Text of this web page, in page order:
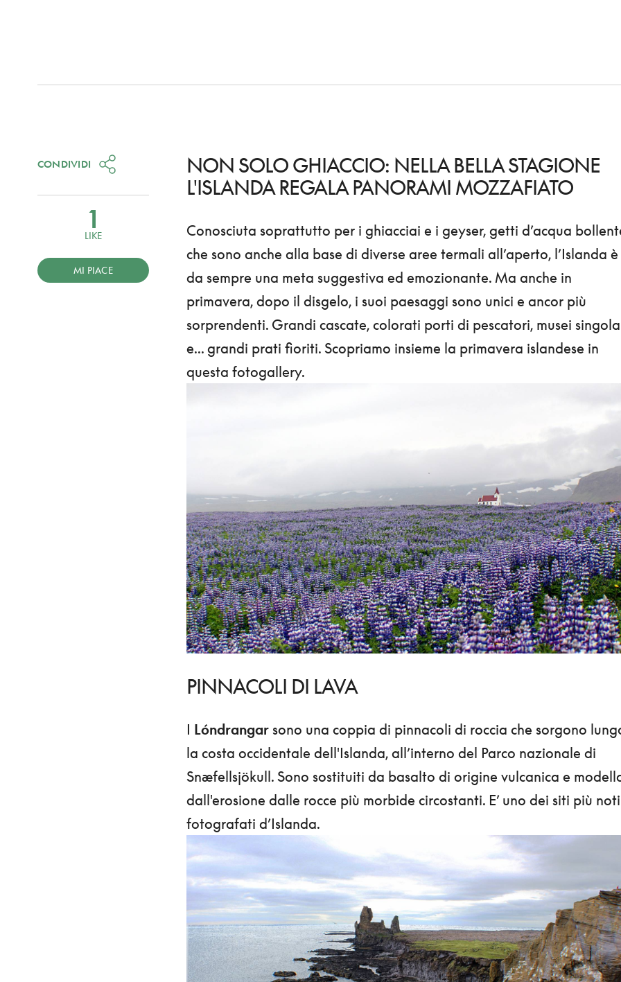
NON SOLO GHIACCIO: NELLA BELLA STAGIONE
L'ISLANDA REGALA PANORAMI MOZZAFIATO
Conosciuta soprattutto per i ghiacciai e i geyser, getti d’acqua
che sono anche alla base di diverse aree termali all’aperto, l’Islanda è
da sempre una meta suggestiva ed emozionante. Ma anche in
primavera, dopo il disgelo, i suoi paesaggi sono unici e ancor più
sorprendenti. Grandi cascate, colorati porti di pescatori, musei
e... grandi prati fioriti. Scopriamo insieme la primavera islandese in
questa fotogallery.
PINNACOLI DI LAVA
I Lóndrangarsono una coppia di pinnacoli di roccia che sorgono
la costa occidentale dell'Islanda, all’interno del Parco nazionale di
Snæfellsjökull. Sono sostituiti da basalto di origine vulcanica e
dall'erosione dalle rocce più morbide circostanti. E’ uno dei siti più
fotografati d’Islanda.
CONDIVIDI
1
LIKE
MI PIACE